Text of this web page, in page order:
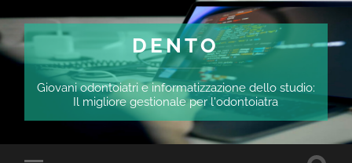
DENTO
Giovani odontoiatri e informatizzazione dello studio:
Il migliore gestionale per l'odontoiatra